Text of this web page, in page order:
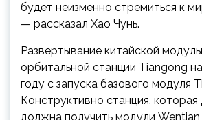
будет неизменно стремиться к
— рассказал Хао Чунь.
Развертывание китайской
орбитальной станции Tiangong
году с запуска базового модуля
Конструктивно станция, которая
должна получить модули Wentian